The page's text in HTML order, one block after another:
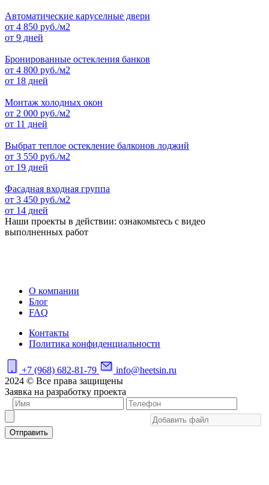
Автоматические каруселные двери
от 4 850 руб./м2
от 9 дней
Бронированные остекления банков
от 4 800 руб./м2
от 18 дней
Монтаж холодных окон
от 2 000 руб./м2
от 11 дней
Выбрат теплое остекление балконов лоджий
от 3 550 руб./м2
от 19 дней
Фасадная входная группа
от 3 450 руб./м2
от 14 дней
Наши проекты в действии: ознакомьтесь с видео
выполненных работ
О компании
Блог
FAQ
Контакты
Политика конфиденциальности
+7 (968) 682-81-79
info@heetsin.ru
2024 © Все права защищены
Заявка на разработку проекта
Отправить